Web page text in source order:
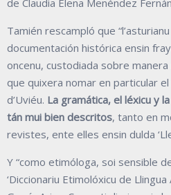
Tamién rescampló que
documentación histórica ensin
oncenu, custodiada sobre
que quixera nomar en particular
d’Uviéu. La gramática, el léxicu y
tán mui bien descritos, tanto en
revistes, ente elles ensin dulda
Y “como etimóloga, soi sensible
‘Diccionariu Etimolóxicu de